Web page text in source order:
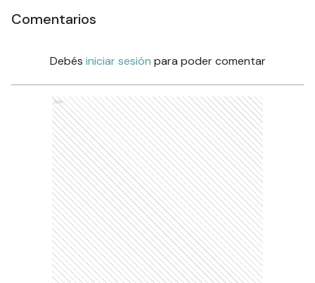
Comentarios
Debés iniciar sesión para poder comentar
Ads